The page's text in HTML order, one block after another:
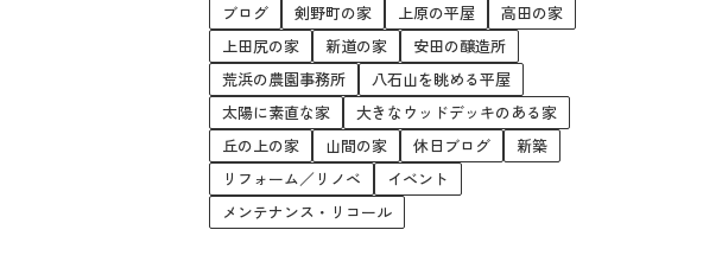
ブログ
剣野町の家 上原の平屋
高田の家
上田尻の家
新道の家
安田の醸造所
荒浜の農園事務所
八石山を眺める平屋
太陽に素直な家
大きなウッドデッキのある家
丘の上の家
山間の家 休日ブログ
新築
リフォーム／リノベ
イベント
メンテナンス・リコール